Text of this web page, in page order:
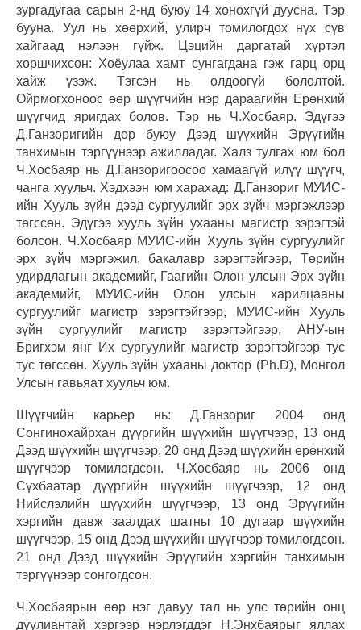
зургадугаа сарын 2-нд буюу 14 хонохгүй дуусна. Тэр
бууна. Уул нь хөөрхий, улирч томилогдох нүх сүв
хайгаад нэлээн гүйж. Цэцийн даргатай хүртэл
хоршчихсон: Хоёулаа хамт сунгагдана гэж гарц орц
хайж үзэж. Тэгсэн нь олдоогүй бололтой.
Ойрмогхоноос өөр шүүгчийн нэр дараагийн Ерөнхий
шүүгчид яригдах болов. Тэр нь Ч.Хосбаяр. Эдүгээ
Д.Ганзоригийн дор буюу Дээд шүүхийн Эрүүгийн
танхимын тэргүүнээр ажилладаг. Халз тулгах юм бол
Ч.Хосбаяр нь Д.Ганзоригоосоо хамаагүй илүү шүүгч,
чанга хуульч. Хэдхээн юм харахад: Д.Ганзориг МУИС-
ийн Хууль зүйн дээд сургуулийг эрх зүйч мэргэжлээр
төгссөн. Эдүгээ хууль зүйн ухааны магистр зэрэгтэй
болсон. Ч.Хосбаяр МУИС-ийн Хууль зүйн сургуулийг
эрх зүйч мэргэжил, бакалавр зэрэгтэйгээр, Төрийн
удирдлагын академийг, Гаагийн Олон улсын Эрх зүйн
академийг, МУИС-ийн Олон улсын харилцааны
сургуулийг магистр зэрэгтэйгээр, МУИС-ийн Хууль
зүйн сургуулийг магистр зэрэгтэйгээр, АНУ-ын
Бригхэм янг Их сургуулийг магистр зэрэгтэйгээр тус
тус төгссөн. Хууль зүйн ухааны доктор (Ph.D), Монгол
Улсын гавьяат хуульч юм.
Шүүгчийн карьер нь: Д.Ганзориг 2004 онд
Сонгинохайрхан дүүргийн шүүхийн шүүгчээр, 13 онд
Дээд шүүхийн шүүгчээр, 20 онд Дээд шүүхийн ерөнхий
шүүгчээр томилогдсон. Ч.Хосбаяр нь 2006 онд
Сүхбаатар дүүргийн шүүхийн шүүгчээр, 12 онд
Нийслэлийн шүүхийн шүүгчээр, 13 онд Эрүүгийн
хэргийн давж заалдах шатны 10 дугаар шүүхийн
шүүгчээр, 15 онд Дээд шүүхийн шүүгчээр томилогдсон.
21 онд Дээд шүүхийн Эрүүгийн хэргийн танхимын
тэргүүнээр сонгогдсон.
Ч.Хосбаярын өөр нэг давуу тал нь улс төрийн онц
дуулиантай хэргээр нэрлэгддэг Н.Энхбаярыг яллах